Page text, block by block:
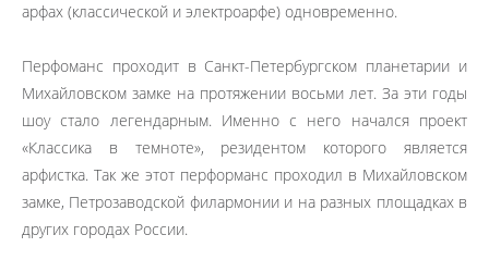
арфах (классической и электроарфе) одновременно.
Перфоманс проходит в Санкт-Петербургском планетарии и
Михайловском замке на протяжении восьми лет. За эти годы
шоу стало легендарным. Именно с него начался проект
«Классика в темноте», резидентом которого является
арфистка. Так же этот перформанс проходил в Михайловском
замке, Петрозаводской филармонии и на разных площадках в
других городах России.